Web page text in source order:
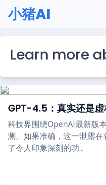
小猪AI
Learn more
GPT-4.5：真实还是
科技界围绕OpenAI最新版
测。如果准确，这一泄露
了令人印象深刻的功...